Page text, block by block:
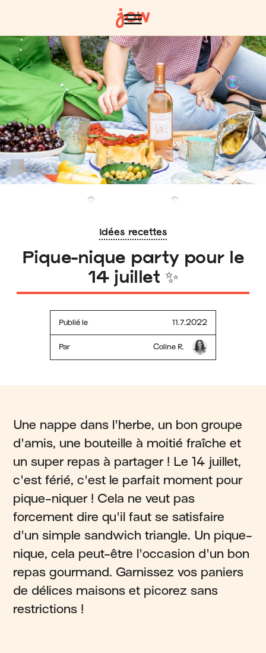
Idées recettes
Pique-nique party pour le
14 juillet ✨
Publié le 11.7.2022
Par Coline R.
Une nappe dans l'herbe, un bon groupe
d'amis, une bouteille à moitié fraîche et
un super repas à partager ! Le 14 juillet,
c'est férié, c'est le parfait moment pour
pique-niquer ! Cela ne veut pas
forcement dire qu'il faut se satisfaire
d'un simple sandwich triangle. Un pique-
nique, cela peut-être l'occasion d'un bon
repas gourmand. Garnissez vos paniers
de délices maisons et picorez sans
restrictions !